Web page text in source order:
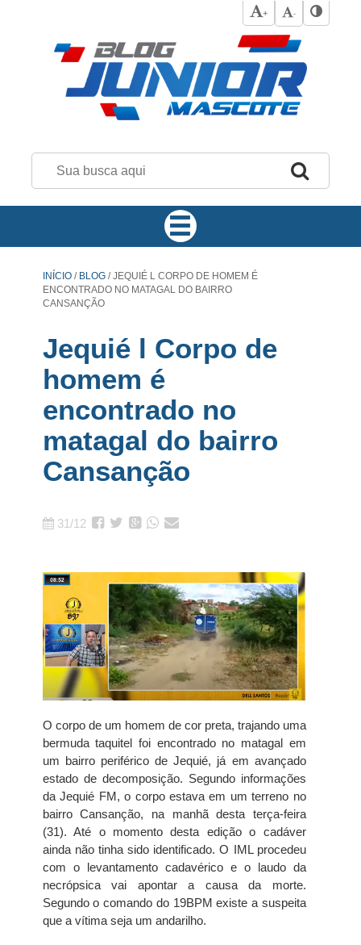
+ -
INÍCIO / BLOG /JEQUIÉ L CORPO DE HOMEM É
ENCONTRADO NO MATAGAL DO BAIRRO
CANSANÇÃO
Jequié l Corpo de
homem é
encontrado no
matagal do bairro
Cansanção
31/12
O corpo de um homem de cor preta, trajando uma
bermuda taquitel foi encontrado no matagal em
um bairro periférico de Jequié, já em avançado
estado de decomposição. Segundo informações
da Jequié FM, o corpo estava em um terreno no
bairro Cansanção, na manhã desta terça-feira
(31). Até o momento desta edição o cadáver
ainda não tinha sido identificado. O IML procedeu
com o levantamento cadavérico e o laudo da
necrópsica vai apontar a causa da morte.
Segundo o comando do 19BPM existe a suspeita
que a vítima seja um andarilho.